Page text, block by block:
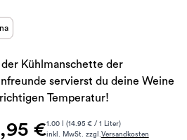
Kühlmanschette der
servierst du deine Weine
Temperatur!
€1.00 l (14.95 € / 1 Liter)
inkl. MwSt. zzgl.Versandkosten